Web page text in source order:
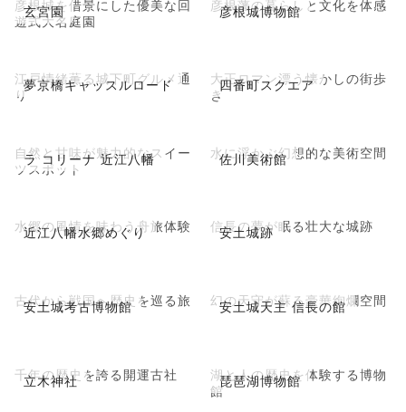
玄宮園
彦根城を借景にした優美な回
遊式大名庭園
彦根城博物館
彦根藩の暮らしと文化を体感
夢京橋キャッスルロード
江戸情緒薫る城下町グルメ通
り
四番町スクエア
大正ロマン漂う懐かしの街歩
き
ラ コリーナ 近江八幡
自然と甘味が魅力的なスイー
ツスポット
佐川美術館
水に浮かぶ幻想的な美術空間
近江八幡水郷めぐり
水郷の風情を味わう舟旅体験 安土城跡
信長の夢が眠る壮大な城跡
安土城考古博物館
古代から戦国へ歴史を巡る旅 安土城天主 信長の館
幻の天守が蘇る豪華絢爛空間
立木神社
千年の歴史を誇る開運古社 琵琶湖博物館
湖と人の歴史を体験する博物
館